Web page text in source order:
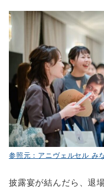
参照元：アニヴェルセル み
披露宴が結んだら、退